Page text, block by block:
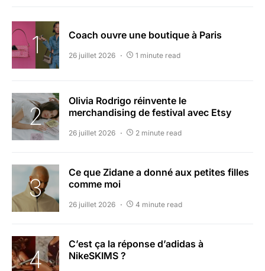
Coach ouvre une boutique à Paris
26 juillet 2026 1 minute read
Olivia Rodrigo réinvente le
merchandising de festival avec Etsy
26 juillet 2026 2 minute read
Ce que Zidane a donné aux petites filles
comme moi
26 juillet 2026 4 minute read
C’est ça la réponse d’adidas à
NikeSKIMS ?